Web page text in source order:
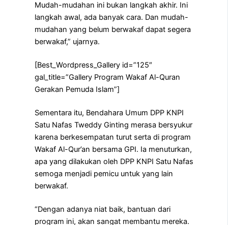
Mudah-mudahan ini bukan langkah akhir. Ini
langkah awal, ada banyak cara. Dan mudah-
mudahan yang belum berwakaf dapat segera
berwakaf,” ujarnya.
[Best_Wordpress_Gallery id=”125″
gal_title=”Gallery Program Wakaf Al-Quran
Gerakan Pemuda Islam”]
Sementara itu, Bendahara Umum DPP KNPI
Satu Nafas Tweddy Ginting merasa bersyukur
karena berkesempatan turut serta di program
Wakaf Al-Qur’an bersama GPI. Ia menuturkan,
apa yang dilakukan oleh DPP KNPI Satu Nafas
semoga menjadi pemicu untuk yang lain
berwakaf.
“Dengan adanya niat baik, bantuan dari
program ini, akan sangat membantu mereka.